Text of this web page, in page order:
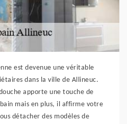
est devenue une véritable
dans la ville de Allineuc.
apporte une touche de
mais en plus, il affirme votre
détacher des modèles de